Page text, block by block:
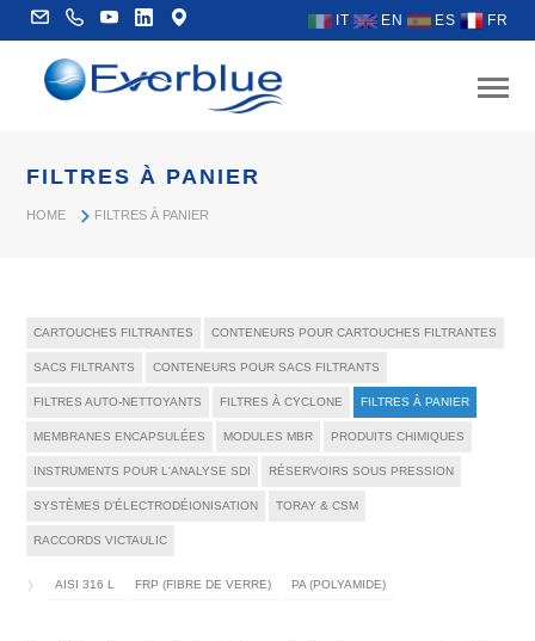
IT EN ES FR
FILTRES À PANIER
HOME FILTRES À PANIER
CARTOUCHES FILTRANTES CONTENEURS POUR CARTOUCHES FILTRANTES
SACS FILTRANTS CONTENEURS POUR SACS FILTRANTS
FILTRES AUTO-NETTOYANTS FILTRES À CYCLONE FILTRES À PANIER
MEMBRANES ENCAPSULÉES MODULES MBR PRODUITS CHIMIQUES
INSTRUMENTS POUR L'ANALYSE SDI RÉSERVOIRS SOUS PRESSION
SYSTÈMES D’ÉLECTRODÉIONISATION TORAY & CSM
RACCORDS VICTAULIC
AISI 316 L FRP (FIBRE DE VERRE) PA (POLYAMIDE)